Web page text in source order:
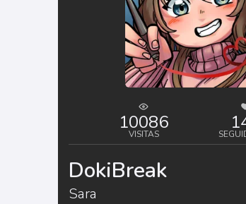
10086
VISITAS
DokiBreak
Sara